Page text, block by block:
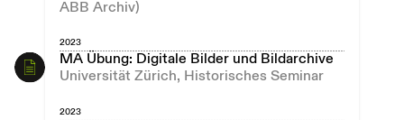
ABB Archiv)
2023
MA Übung: Digitale Bilder und Bildarchive
Universität Zürich, Historisches Seminar
2023